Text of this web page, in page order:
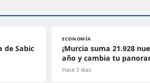
de Sabic
ECONOMÍA
¡Murcia suma 21.928
año y cambia tu
Hace 3 días